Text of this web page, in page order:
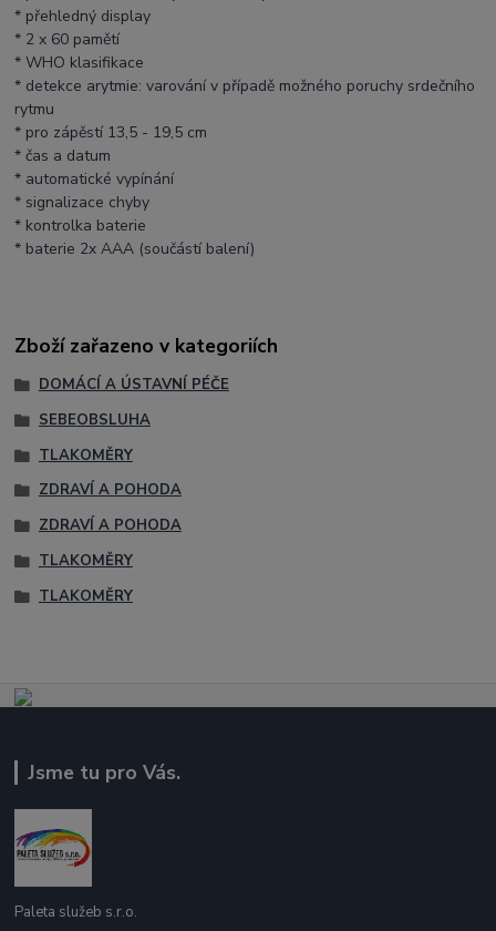
* přehledný display
* 2 x 60 pamětí
* WHO klasifikace
* detekce arytmie: varování v případě možného poruchy srdečního
rytmu
* pro zápěstí 13,5 - 19,5 cm
* čas a datum
* automatické vypínání
* signalizace chyby
* kontrolka baterie
* baterie 2x AAA (součástí balení)
Zboží zařazeno v kategoriích
DOMÁCÍ A ÚSTAVNÍ PÉČE
SEBEOBSLUHA
TLAKOMĚRY
ZDRAVÍ A POHODA
ZDRAVÍ A POHODA
TLAKOMĚRY
TLAKOMĚRY
Jsme tu pro Vás.
Paleta služeb s.r.o.